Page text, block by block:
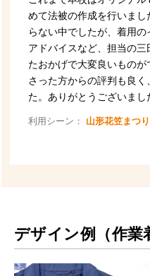
デザイン例（作業